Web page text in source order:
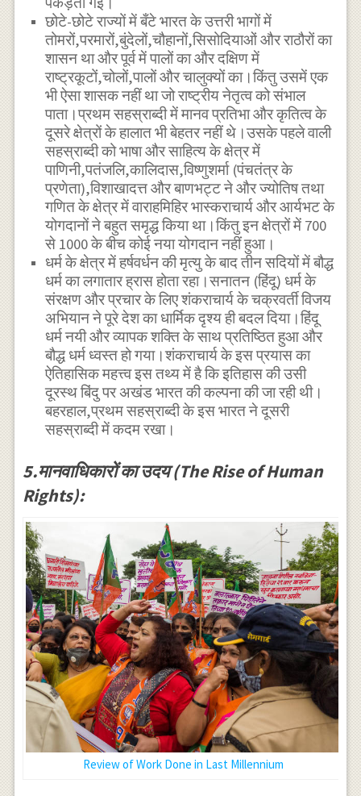
छोटे-छोटे राज्यों में बँटे भारत के उत्तरी भागों में
तोमरों,परमारों,बुंदेलों,चौहानों,सिसोदियाओं और राठौरों का
शासन था और पूर्व में पालों का और दक्षिण में
राष्ट्रकूटों,चोलों,पालों और चालुक्यों का।किंतु उसमें एक
भी ऐसा शासक नहीं था जो राष्ट्रीय नेतृत्व को संभाल
पाता।प्रथम सहस्राब्दी में मानव प्रतिभा और कृतित्व के
दूसरे क्षेत्रों के हालात भी बेहतर नहीं थे।उसके पहले वाली
सहस्राब्दी को भाषा और साहित्य के क्षेत्र में
पाणिनी,पतंजलि,कालिदास,विष्णुशर्मा (पंचतंत्र के
प्रणेता),विशाखादत्त और बाणभट्ट ने और ज्योतिष तथा
गणित के क्षेत्र में वाराहमिहिर भास्कराचार्य और आर्यभट के
योगदानों ने बहुत समृद्ध किया था।किंतु इन क्षेत्रों में 700
से 1000 के बीच कोई नया योगदान नहीं हुआ।
धर्म के क्षेत्र में हर्षवर्धन की मृत्यु के बाद तीन सदियों में बौद्ध
धर्म का लगातार ह्रास होता रहा।सनातन (हिंदू) धर्म के
संरक्षण और प्रचार के लिए शंकराचार्य के चक्रवर्ती विजय
अभियान ने पूरे देश का धार्मिक दृश्य ही बदल दिया।हिंदू
धर्म नयी और व्यापक शक्ति के साथ प्रतिष्ठित हुआ और
बौद्ध धर्म ध्वस्त हो गया।शंकराचार्य के इस प्रयास का
ऐतिहासिक महत्त्व इस तथ्य में है कि इतिहास की उसी
दूरस्थ बिंदु पर अखंड भारत की कल्पना की जा रही थी।
बहरहाल,प्रथम सहस्राब्दी के इस भारत ने दूसरी
सहस्राब्दी में कदम रखा।
5.मानवाधिकारों का उदय (The Rise of Human
Rights):
Review of Work Done in Last Millennium